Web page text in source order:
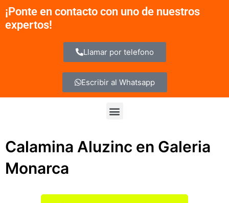
contenido
¡Ponte en contacto con uno de nuestros
expertos!
Llamar por telefono
Escribir al Whatsapp
Menu
Calamina Aluzinc en Galeria
Monarca